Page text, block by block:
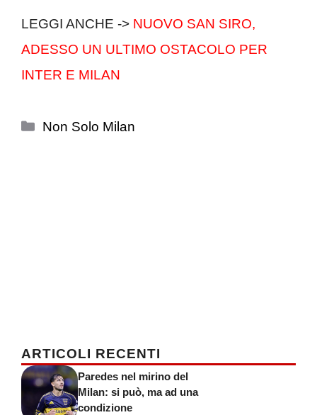
LEGGI ANCHE -> NUOVO SAN SIRO,
ADESSO UN ULTIMO OSTACOLO PER
INTER E MILAN
Categorie
Non Solo Milan
ARTICOLI RECENTI
Paredes nel mirino del
Milan: si può, ma ad una
condizione